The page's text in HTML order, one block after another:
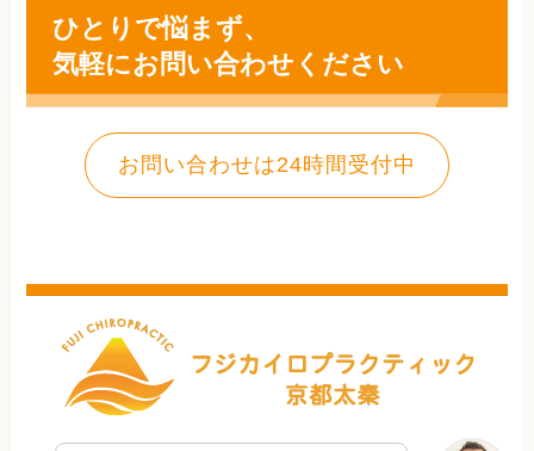
ひとりで悩まず、
気軽にお問い合わせください
お問い合わせは24時間受付中